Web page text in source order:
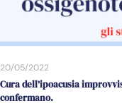
20/05/2022
Cura dell’ipoacusia
confermano.